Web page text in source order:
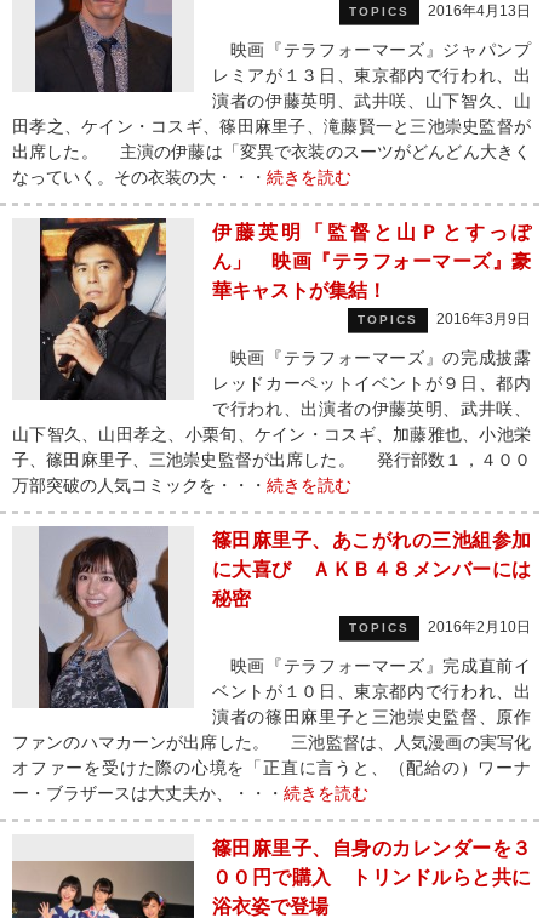
TOPICS 2016年4月13日
映画『テラフォーマーズ』ジャパンプ
レミアが１３日、東京都内で行われ、出
演者の伊藤英明、武井咲、山下智久、山
田孝之、ケイン・コスギ、篠田麻里子、滝藤賢一と三池崇史監督が
出席した。 主演の伊藤は「変異で衣装のスーツがどんどん大きく
なっていく。その衣装の大・・・ 続きを読む
伊藤英明「監督と山Ｐとすっぽ
ん」 映画『テラフォーマーズ』豪
華キャストが集結！
TOPICS 2016年3月9日
映画『テラフォーマーズ』の完成披露
レッドカーペットイベントが９日、都内
で行われ、出演者の伊藤英明、武井咲、
山下智久、山田孝之、小栗旬、ケイン・コスギ、加藤雅也、小池栄
子、篠田麻里子、三池崇史監督が出席した。 発行部数１，４００
万部突破の人気コミックを・・・ 続きを読む
篠田麻里子、あこがれの三池組参加
に大喜び ＡＫＢ４８メンバーには
秘密
TOPICS 2016年2月10日
映画『テラフォーマーズ』完成直前イ
ベントが１０日、東京都内で行われ、出
演者の篠田麻里子と三池崇史監督、原作
ファンのハマカーンが出席した。 三池監督は、人気漫画の実写化
オファーを受けた際の心境を「正直に言うと、（配給の）ワーナ
ー・ブラザースは大丈夫か、・・・ 続きを読む
篠田麻里子、自身のカレンダーを３
００円で購入 トリンドルらと共に
浴衣姿で登場